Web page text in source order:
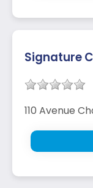
Signature
110 Avenue